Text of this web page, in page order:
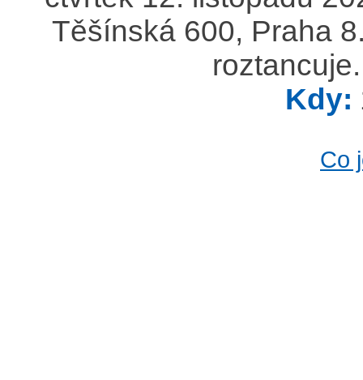
Těšínská 600, Praha
Kdy:
Co